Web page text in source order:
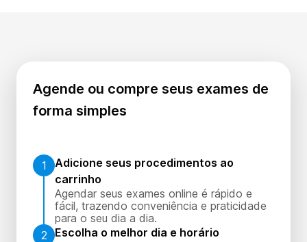
Agende ou compre seus exames de
forma simples
1
Adicione seus procedimentos ao
carrinho
Agendar seus exames online é rápido e
fácil, trazendo conveniência e praticidade
para o seu dia a dia.
2
Escolha o melhor dia e horário